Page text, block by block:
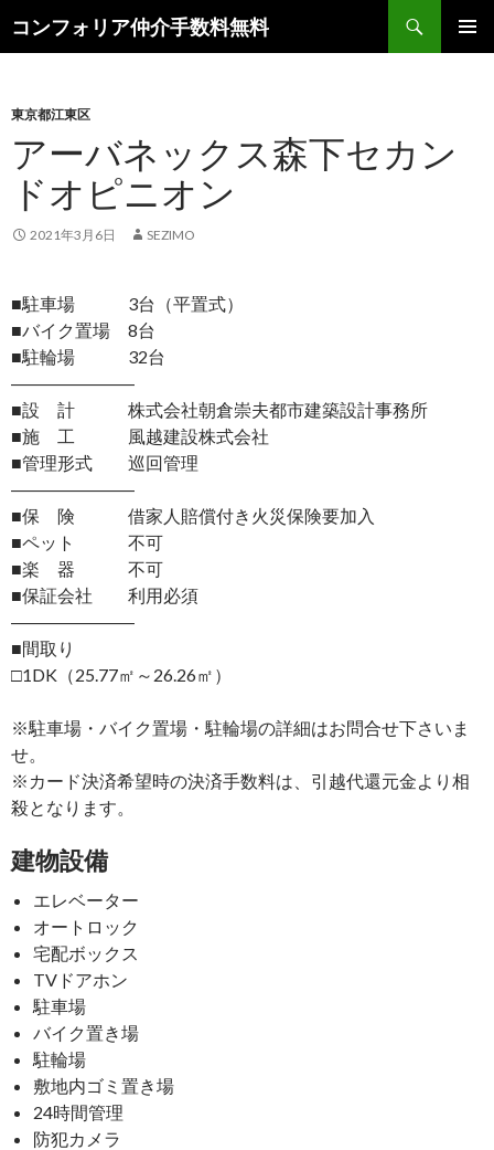
コンフォリア仲介手数料無料
索
ン
ツ
へ
ス
キ
ッ
東京都江東区
アーバネックス森下セカン
ドオピニオン
2021年3月6日 SEZIMO
■駐車場 3台（平置式）
■バイク置場 8台
■駐輪場 32台
―――――――
■設 計 株式会社朝倉崇夫都市建築設計事務所
■施 工 風越建設株式会社
■管理形式 巡回管理
―――――――
■保 険 借家人賠償付き火災保険要加入
■ペット 不可
■楽 器 不可
■保証会社 利用必須
―――――――
■間取り
□1DK（25.77㎡～26.26㎡）
※駐車場・バイク置場・駐輪場の詳細はお問合せ下さいま
せ。
※カード決済希望時の決済手数料は、引越代還元金より相
殺となります。
建物設備
エレベーター
オートロック
宅配ボックス
TVドアホン
駐車場
バイク置き場
駐輪場
敷地内ゴミ置き場
24時間管理
防犯カメラ